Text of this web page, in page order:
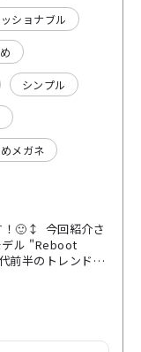
ショナブル
シンプル
メガネ
！🙂‍↕️ 今回紹介さ
デル "Reboot
前半のトレンド
ヨロイ下に膨
タイルを彷彿と
丸みのある形
気を出してくれ